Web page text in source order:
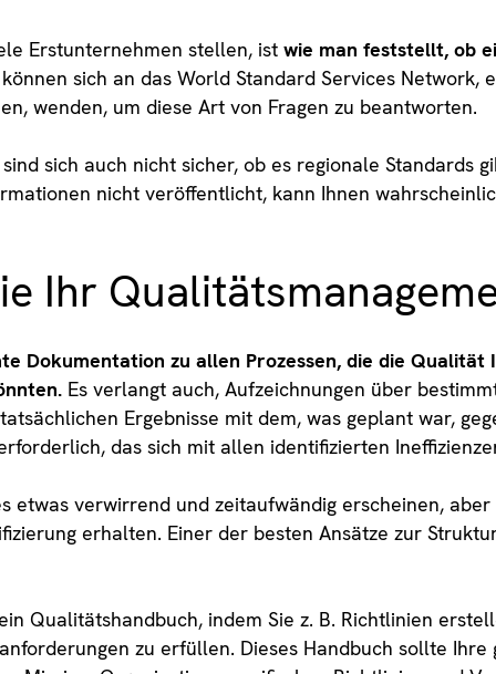
Erstunternehmen stellen, istwie man feststellt, ob
können sich an das World Standard Services Network,
wenden, um diese Art von Fragen zu beantworten.
sich auch nicht sicher, ob es regionale Standards
nicht veröffentlicht, kann Ihnen
Ihr
Dokumentation zu allen Prozessen, die die
Es verlangt auch, Aufzeichnungen über
Ergebnisse mit dem, was geplant war,
das sich mit allen identifizierten
etwas verwirrend und zeitaufwändig erscheinen,
erhalten. Einer der besten Ansätze zur
Qualitätshandbuch, indem Sie z. B. Richtlinien
zu erfüllen. Dieses Handbuch sollte